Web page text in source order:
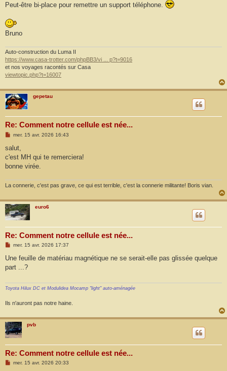
Peut-être bi-place pour remettre un support téléphone.
Bruno
Auto-construction du Luma II
https://www.casa-trotter.com/phpBB3/vi ... p?t=9016
et nos voyages racontés sur Casa
viewtopic.php?t=16007
gepetau
Re: Comment notre cellule est née...
M
s
a
g
mer. 15 avr. 2026 16:43
salut,
c'est MH qui te remerciera!
bonne virée.
La connerie, c'est pas grave, ce qui est terrible, c'est la connerie militante! Boris vian.
euro6
Re: Comment notre cellule est née...
M
s
a
mer. 15 avr. 2026 17:37
Une feuille de matériau magnétique ne se serait-elle pas glissée quelque
part ...?
Toyota Hilux DC et Modulidea Mocamp "light" auto-aménagée
Ils n'auront pas notre haine.
pvb
Re: Comment notre cellule est née...
Mmer. 15 avr. 2026 20:33